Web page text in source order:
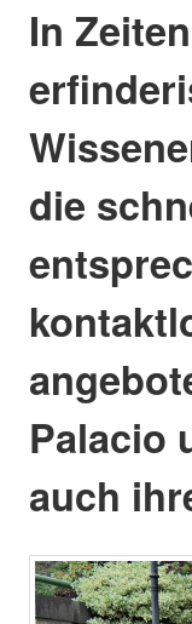
In
die
Palacio
auch